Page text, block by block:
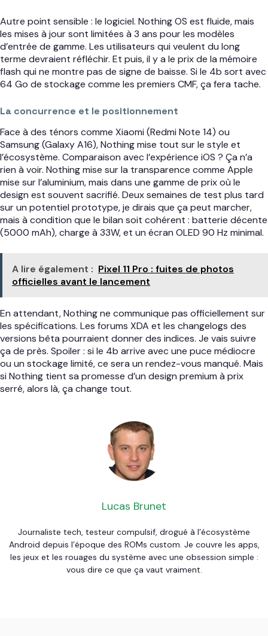
Autre point sensible : le logiciel. Nothing OS est fluide, mais
les mises à jour sont limitées à 3 ans pour les modèles
d’entrée de gamme. Les utilisateurs qui veulent du long
terme devraient réfléchir. Et puis, il y a le prix de la mémoire
flash qui ne montre pas de signe de baisse. Si le 4b sort avec
64 Go de stockage comme les premiers CMF, ça fera tache.
La concurrence et le positionnement
Face à des ténors comme Xiaomi (Redmi Note 14) ou
Samsung (Galaxy A16), Nothing mise tout sur le style et
l’écosystème. Comparaison avec l’expérience iOS ? Ça n’a
rien à voir. Nothing mise sur la transparence comme Apple
mise sur l’aluminium, mais dans une gamme de prix où le
design est souvent sacrifié. Deux semaines de test plus tard
sur un potentiel prototype, je dirais que ça peut marcher,
mais à condition que le bilan soit cohérent : batterie décente
(5000 mAh), charge à 33W, et un écran OLED 90 Hz minimal.
A lire également : Pixel 11 Pro : fuites de photos
officielles avant le lancement
En attendant, Nothing ne communique pas officiellement sur
les spécifications. Les forums XDA et les changelogs des
versions bêta pourraient donner des indices. Je vais suivre
ça de près. Spoiler : si le 4b arrive avec une puce médiocre
ou un stockage limité, ce sera un rendez-vous manqué. Mais
si Nothing tient sa promesse d’un design premium à prix
serré, alors là, ça change tout.
Lucas Brunet
Journaliste tech, testeur compulsif, drogué à l’écosystème
Android depuis l’époque des ROMs custom. Je couvre les apps,
les jeux et les rouages du système avec une obsession simple :
vous dire ce que ça vaut vraiment.